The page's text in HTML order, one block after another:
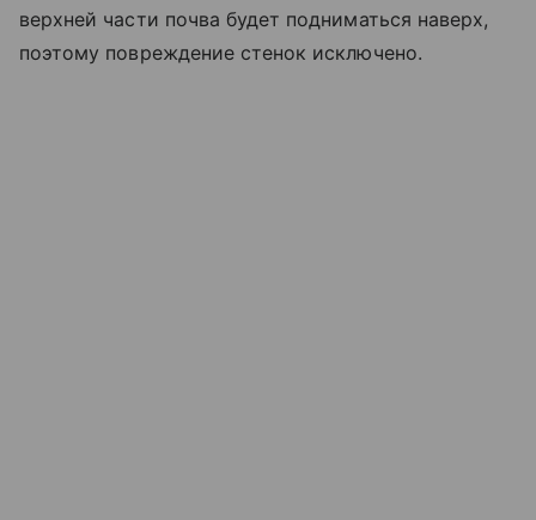
верхней части почва будет подниматься наверх,
поэтому повреждение стенок исключено.